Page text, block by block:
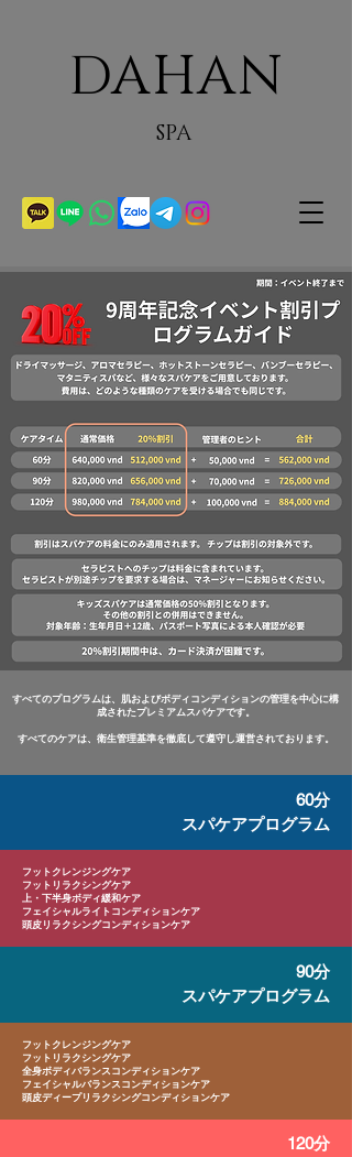
SPA
DAHAN
すべてのプログラムは、肌およびボディコンディションの管理を中心に構
成されたプレミアムスパケアです。
すべてのケアは、衛生管理基準を徹底して遵守し運営されております。
60分
スパケアプログラム
フットクレンジングケア
フットリラクシングケア
上・下半身ボディ緩和ケア
フェイシャルライトコンディションケア
頭皮リラクシングコンディションケア
90分
スパケアプログラム
フットクレンジングケア
フットリラクシングケア
全身ボディバランスコンディションケア
フェイシャルバランスコンディションケア
頭皮ディープリラクシングコンディションケア
120分